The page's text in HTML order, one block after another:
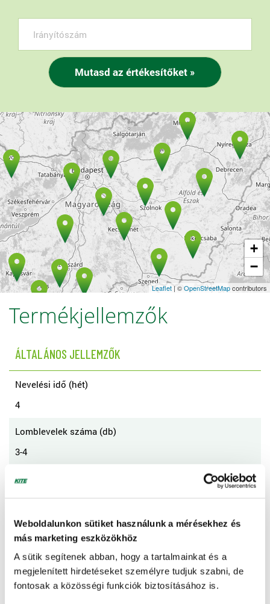
Weboldalunkon sütiket használunk a mérésekhez és
más marketing eszközökhöz
A sütik segítenek abban, hogy a tartalmainkat és a
megjelenített hirdetéseket személyre tudjuk szabni, de
fontosak a közösségi funkciók biztosításához is.
+
−
Leaflet | ©OpenStreetMapcontributors
Termékjellemzők
ÁLTALÁNOS JELLEMZŐK
Nevelési idő (hét)
4
Lomblevelek száma (db)
3-4
Gyökértömeg mérete (cm³)
195
Cserép mérete (cm)
7x7
Szállítási kapacitás tálcánként (db)
54